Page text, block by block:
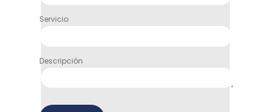
Servicio
Descripción